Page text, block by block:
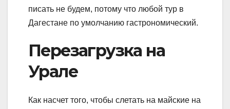
писать не будем, потому что любой тур в
Дагестане по умолчанию гастрономический.
Перезагрузка на
Урале
Как насчет того, чтобы слетать на майские на